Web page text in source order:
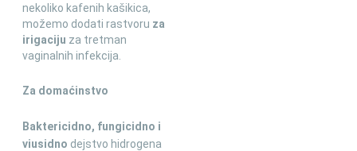
nekoliko kafenih kašikica,
možemo dodati rastvoru za
irigaciju za tretman
vaginalnih infekcija.
Za domaćinstvo
Baktericidno, fungicidno i
viusidno dejstvo hidrogena